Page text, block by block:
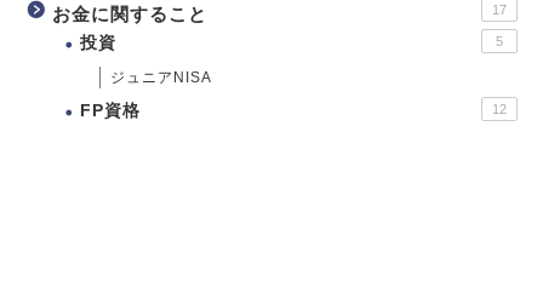
お金に関すること 17
投資 5
ジュニアNISA
FP資格 12